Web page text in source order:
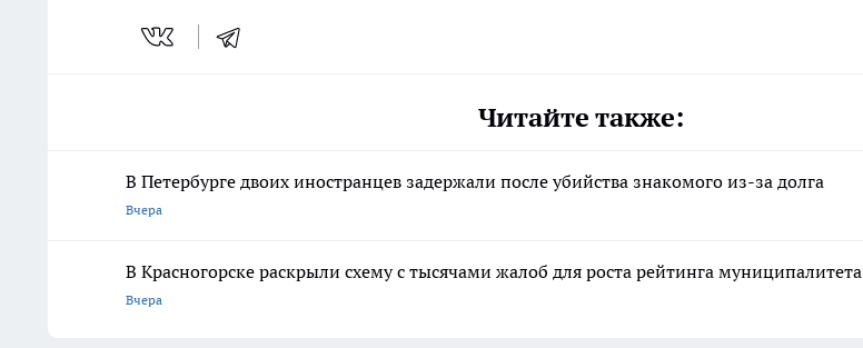
Читайте также:
В Петербурге двоих иностранцев задержали после убийства знакомого из-за долга
Вчера
В Красногорске раскрыли схему с тысячами жалоб для роста рейтинга муниципалитета
Вчера